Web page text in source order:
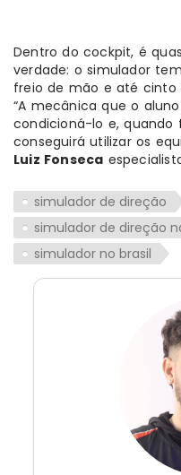
Dentro do cockpit, é
verdade: o simulador
freio de mão e até cinto
“A mecânica que o
condicioná-lo e, quando
conseguirá utilizar os
Luiz Fonseca
simulador de direção
simulador de direção
simulador no brasil